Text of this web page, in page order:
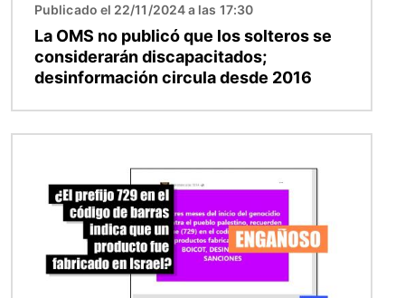
Publicado el 22/11/2024 a las 17:30
La OMS no publicó que los solteros se
considerarán discapacitados;
desinformación circula desde 2016